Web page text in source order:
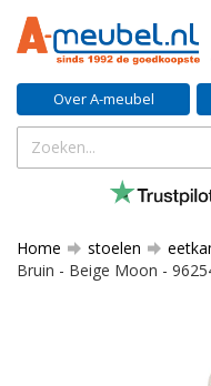
Over A-meubel
Home stoelen
Bruin - Beige Moon -